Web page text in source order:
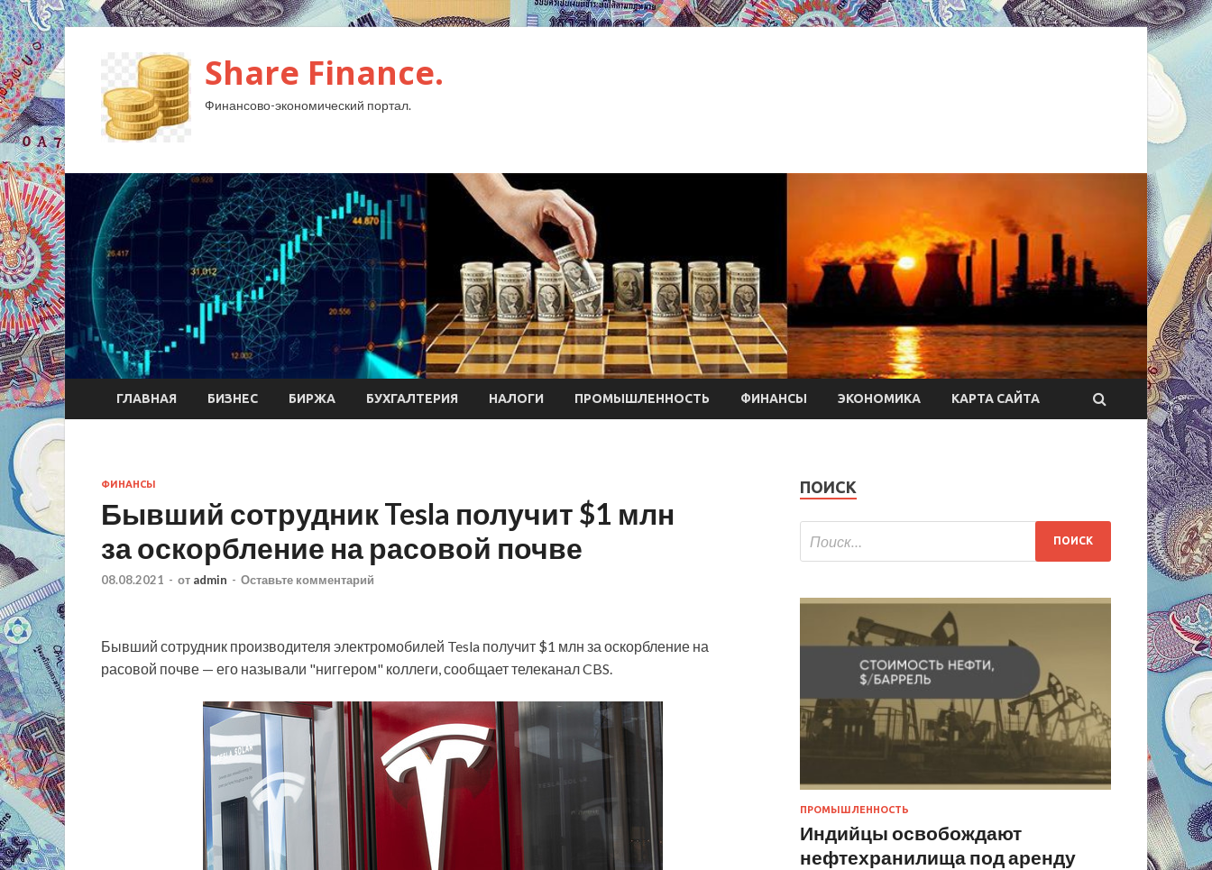
Share Finance.
Финансово-экономический портал.
ГЛАВНАЯ БИЗНЕС БИРЖА БУХГАЛТЕРИЯ НАЛОГИ ПРОМЫШЛЕННОСТЬ ФИНАНСЫ ЭКОНОМИКА КАРТА САЙТА
ФИНАНСЫ
Бывший сотрудник Tesla получит $1 млн
за оскорбление на расовой почве
08.08.2021 - от admin - Оставьте комментарий
Бывший сотрудник производителя электромобилей Tesla получит $1 млн за оскорбление на
расовой почве — его называли "ниггером" коллеги, сообщает телеканал CBS.
ПОИСК
ПРОМЫШЛЕННОСТЬ
Индийцы освобождают
нефтехранилища под аренду